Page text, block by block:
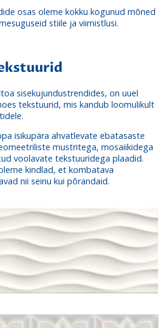
osas oleme kokku kogunud mõned
stiile ja viimistlusi.
sisekujundustrendides, on uuel
tekstuurid, mis kandub loomulikult
isikupära ahvatlevate ebatasaste
mustritega, mosaiikidega
voolavate tekstuuridega plaadid.
kindlad, et kombatava
nii seinu kui põrandaid.